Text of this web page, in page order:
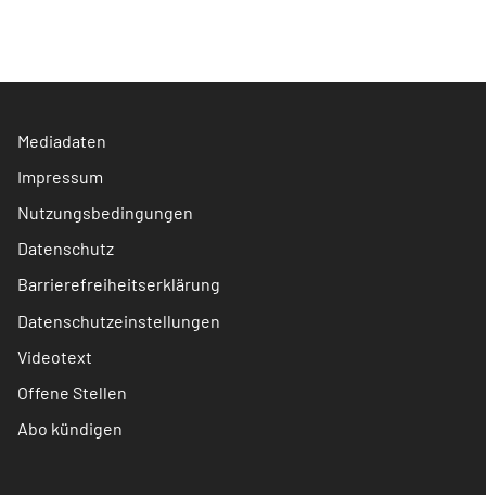
Mediadaten
Impressum
Nutzungsbedingungen
Datenschutz
Barrierefreiheitserklärung
Datenschutzeinstellungen
Videotext
Offene Stellen
Abo kündigen